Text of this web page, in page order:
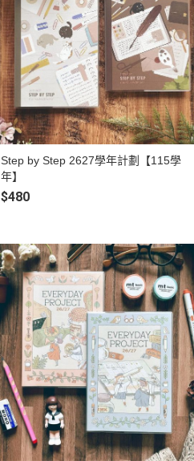
Step by Step 2627學年計劃【115學
年】
$480